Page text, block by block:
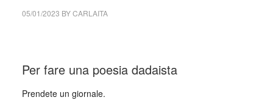
05/01/2023 BYCARLAITA
Per fare una poesia dadaista
Prendete un giornale.